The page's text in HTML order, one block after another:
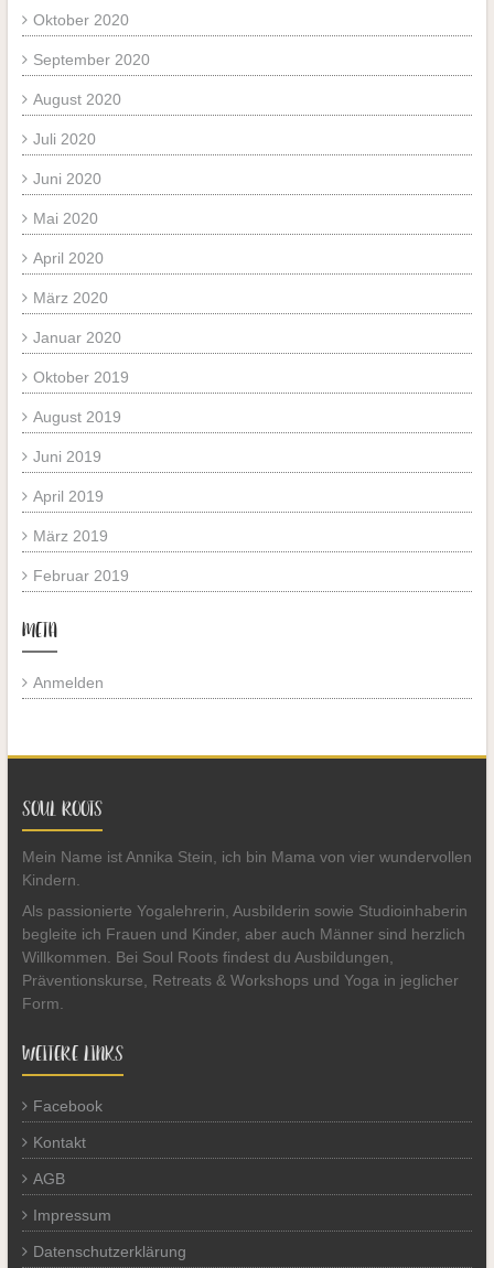
Oktober 2020
September 2020
August 2020
Juli 2020
Juni 2020
Mai 2020
April 2020
März 2020
Januar 2020
Oktober 2019
August 2019
Juni 2019
April 2019
März 2019
Februar 2019
META
Anmelden
SOUL ROOTS
Mein Name ist Annika Stein, ich bin Mama von vier wundervollen
Kindern.
Als passionierte Yogalehrerin, Ausbilderin sowie Studioinhaberin
begleite ich Frauen und Kinder, aber auch Männer sind herzlich
Willkommen. Bei Soul Roots findest du Ausbildungen,
Präventionskurse, Retreats & Workshops und Yoga in jeglicher
Form.
WEITERE LINKS
Facebook
Kontakt
AGB
Impressum
Datenschutzerklärung